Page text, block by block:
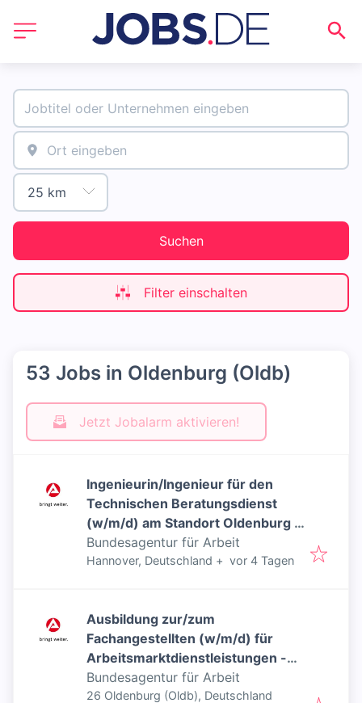
Suchen
Filter einschalten
53 Jobs in Oldenburg (Oldb)
Jetzt Jobalarm aktivieren!
Ingenieurin/Ingenieur für den
Technischen Beratungsdienst
(w/m/d) am Standort Oldenburg -
Inklusiver Job
Bundesagentur für Arbeit
Hannover, Deutschland + Veröffentlicht
vor 4 Tagen
Ausbildung zur/zum
Fachangestellten (w/m/d) für
Arbeitsmarktdienstleistungen -
Inklusiver Job
Bundesagentur für Arbeit
26 Oldenburg (Oldb), Deutschland